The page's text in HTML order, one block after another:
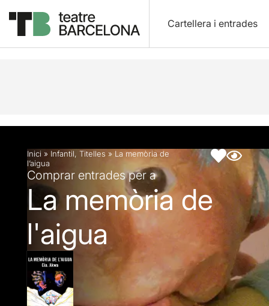
Cartellera i entrades
Descripció Fitxa artística
Inici » Infantil, Titelles » La memòria de
l’aigua
Comprar entrades per a
La memòria de
l'aigua